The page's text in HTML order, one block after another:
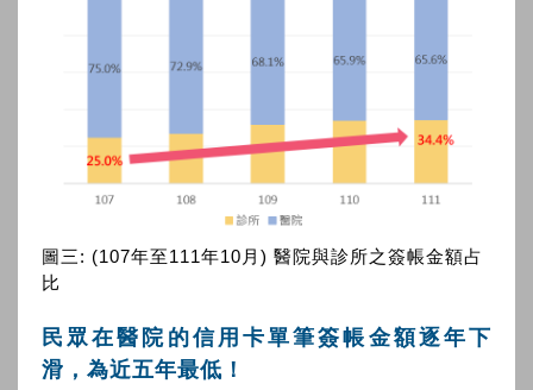
圖三: (107年至111年10月) 醫院與診所之簽帳金額占
比
民眾在醫院的信用卡單筆簽帳金額逐年下
滑，為近五年最低！